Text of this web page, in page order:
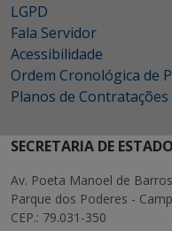
LGPD
Fala Servidor
Acessibilidade
Ordem Cronológica de
Planos de Contratações
SECRETARIA DE
Av. Poeta Manoel de
Parque dos Poderes -
CEP.: 79.031-350